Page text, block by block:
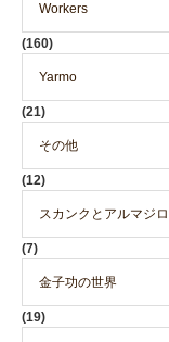
Workers
(160)
Yarmo
(21)
その他
(12)
スカンクとアルマジロ
(7)
金子功の世界
(19)